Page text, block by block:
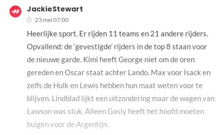
JackieStewart
23 mei 07:00
Heerlijke sport. Er rijden 11 teams en 21 andere rijders.
Opvallend: de ‘gevestigde’ rijders in de top 8 staan voor
de nieuwe garde. Kimi heeft George niet om de oren
gereden en Oscar staat achter Lando. Max voor Isack en
zelfs de Hulk en Lewis hebben hun maat weten voor te
blijven. Lindblad lijkt een uitzondering maar de wagen van
Lawson was stuk. Alleen Gasly heeft het hoofd moeten
buigen voor de Argentijn.